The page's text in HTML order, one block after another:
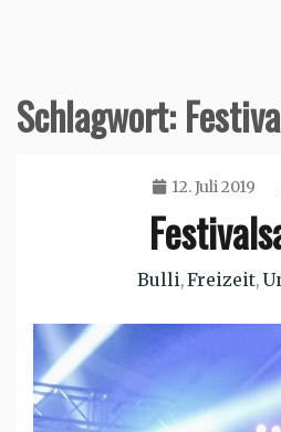
Schlagwort:
12. Juli 2019
Bulli,Freizeit,